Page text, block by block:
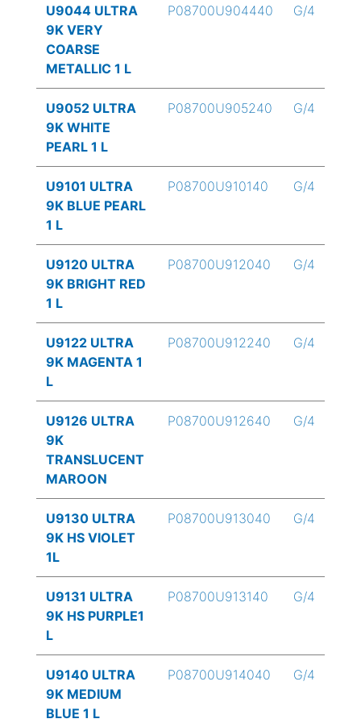
U9044 ULTRA
9K VERY
COARSE
METALLIC 1 L
P08700U904440 G/4
U9052 ULTRA
9K WHITE
PEARL 1 L
P08700U905240 G/4
U9101 ULTRA
9K BLUE PEARL
1 L
P08700U910140 G/4
U9120 ULTRA
9K BRIGHT RED
1 L
P08700U912040 G/4
U9122 ULTRA
9K MAGENTA 1
L
P08700U912240 G/4
U9126 ULTRA
9K
TRANSLUCENT
MAROON
P08700U912640 G/4
U9130 ULTRA
9K HS VIOLET
1L
P08700U913040 G/4
U9131 ULTRA
9K HS PURPLE1
L
P08700U913140 G/4
U9140 ULTRA
9K MEDIUM
BLUE 1 L
P08700U914040 G/4